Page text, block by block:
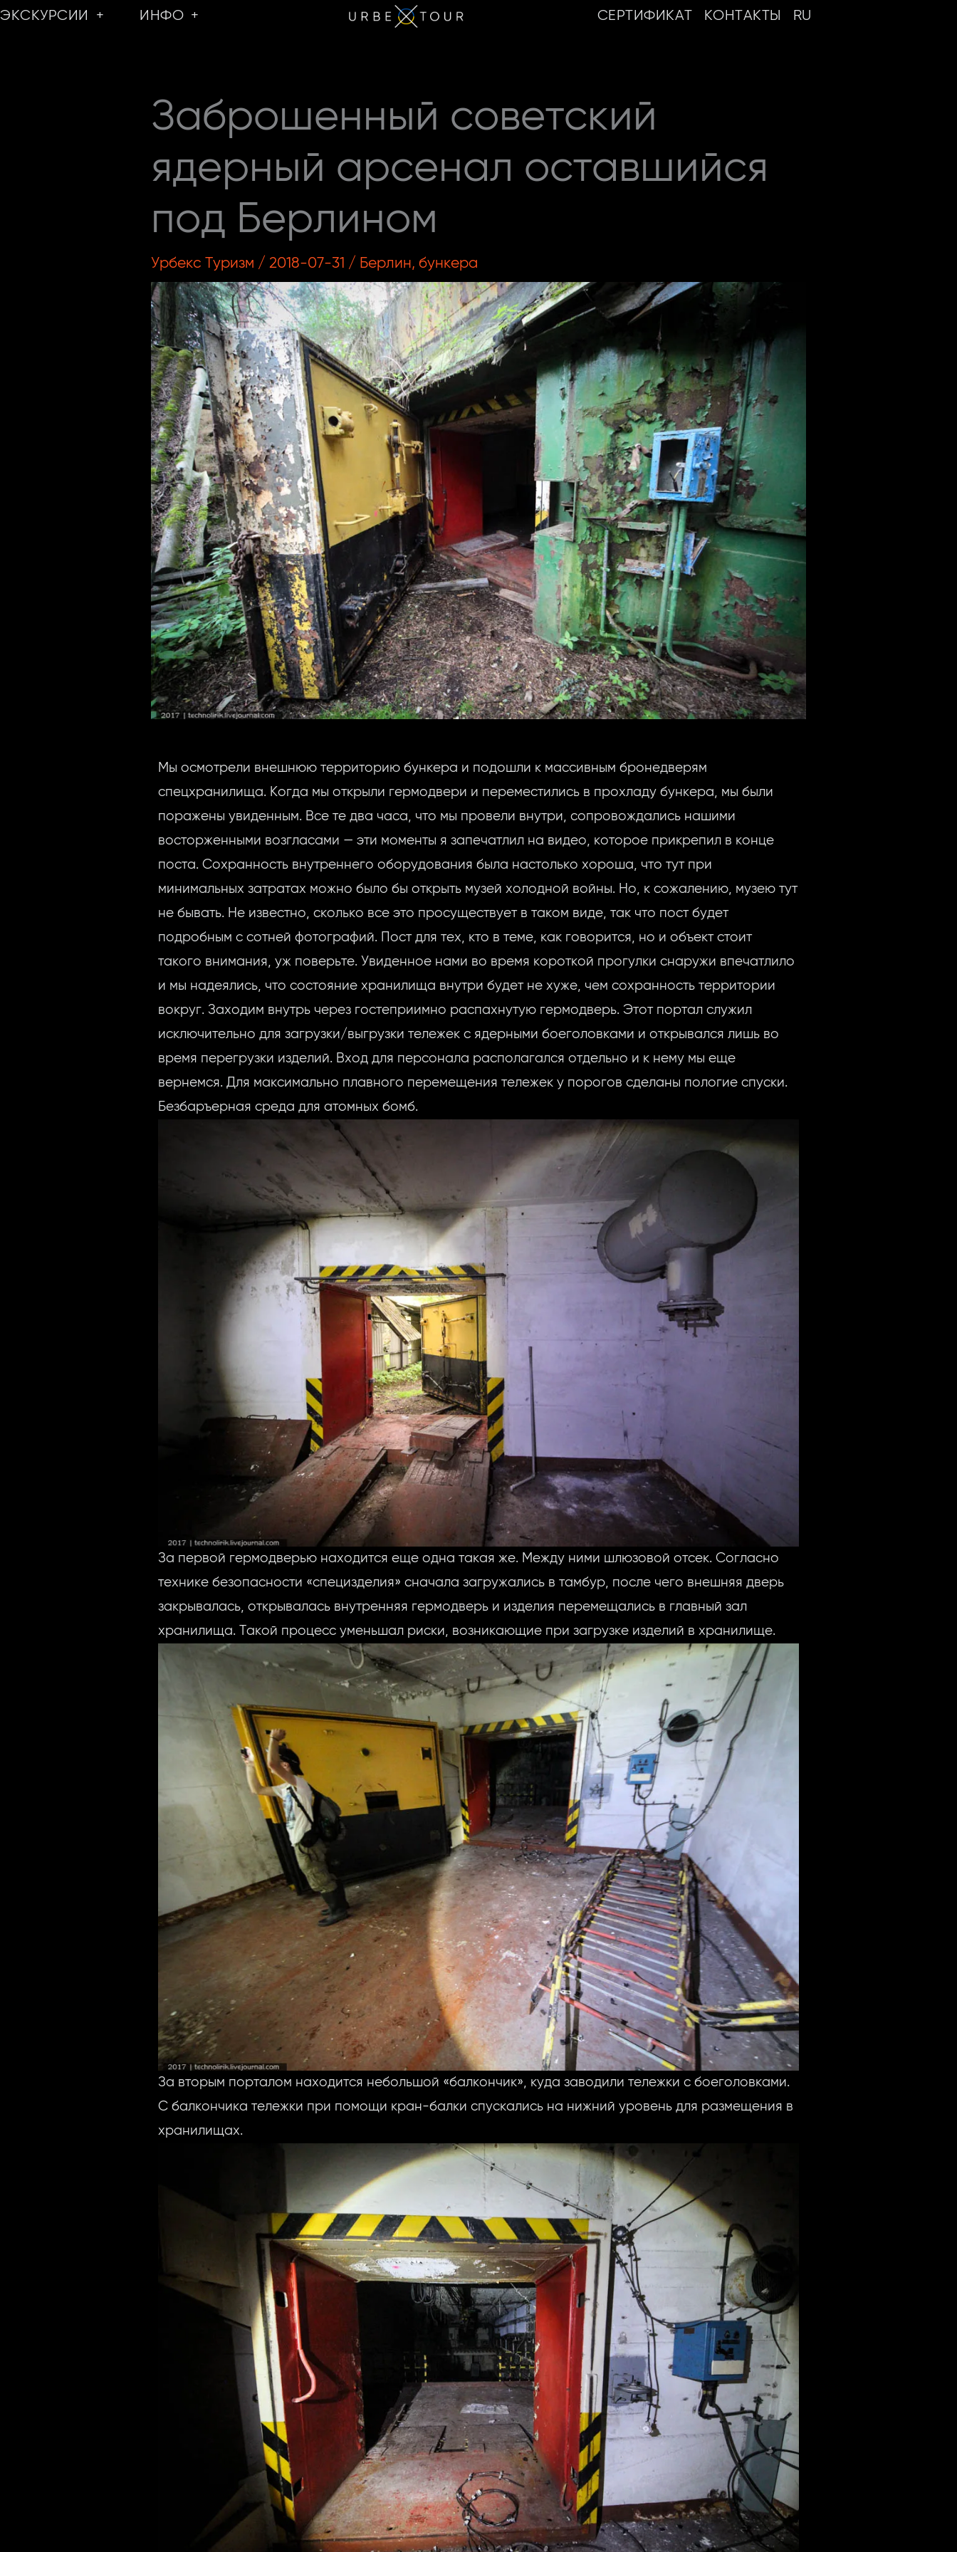
Перейти
ЭКСКУРСИИ ИНФО СЕРТИФИКАТ КОНТАКТЫ RU
Заброшенный советский
ядерный арсенал оставшийся
под Берлином
Урбекс Туризм /2018-07-31 / Берлин,бункера
Мы осмотрели внешнюю территорию бункера и подошли к массивным бронедверям
спецхранилища. Когда мы открыли гермодвери и переместились в прохладу бункера, мы были
поражены увиденным. Все те два часа, что мы провели внутри, сопровождались нашими
восторженными возгласами — эти моменты я запечатлил на видео, которое прикрепил в конце
поста. Сохранность внутреннего оборудования была настолько хороша, что тут при
минимальных затратах можно было бы открыть музей холодной войны. Но, к сожалению, музею тут
не бывать. Не известно, сколько все это просуществует в таком виде, так что пост будет
подробным с сотней фотографий. Пост для тех, кто в теме, как говорится, но и объект стоит
такого внимания, уж поверьте. Увиденное нами во время короткой прогулки снаружи впечатлило
и мы надеялись, что состояние хранилища внутри будет не хуже, чем сохранность территории
вокруг. Заходим внутрь через гостеприимно распахнутую гермодверь. Этот портал служил
исключительно для загрузки/выгрузки тележек с ядерными боеголовками и открывался лишь во
время перегрузки изделий. Вход для персонала располагался отдельно и к нему мы еще
вернемся. Для максимально плавного перемещения тележек у порогов сделаны пологие спуски.
Безбаръерная среда для атомных бомб.
За первой гермодверью находится еще одна такая же. Между ними шлюзовой отсек. Согласно
технике безопасности «специзделия» сначала загружались в тамбур, после чего внешняя дверь
закрывалась, открывалась внутренняя гермодверь и изделия перемещались в главный зал
хранилища. Такой процесс уменьшал риски, возникающие при загрузке изделий в хранилище.
За вторым порталом находится небольшой «балкончик», куда заводили тележки с боеголовками.
С балкончика тележки при помощи кран-балки спускались на нижний уровень для размещения в
хранилищах.